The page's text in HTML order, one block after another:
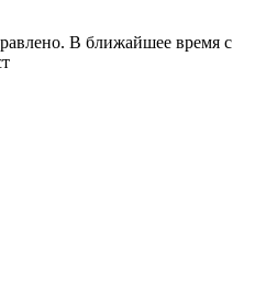
В ближайшее время с